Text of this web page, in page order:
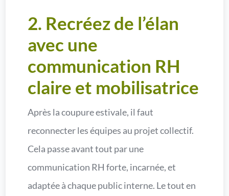
2. Recréez de l’élan
avec une
communication RH
claire et mobilisatrice
Après la coupure estivale, il faut
reconnecter les équipes au projet collectif.
Cela passe avant tout par une
communication RH forte, incarnée, et
adaptée à chaque public interne. Le tout en